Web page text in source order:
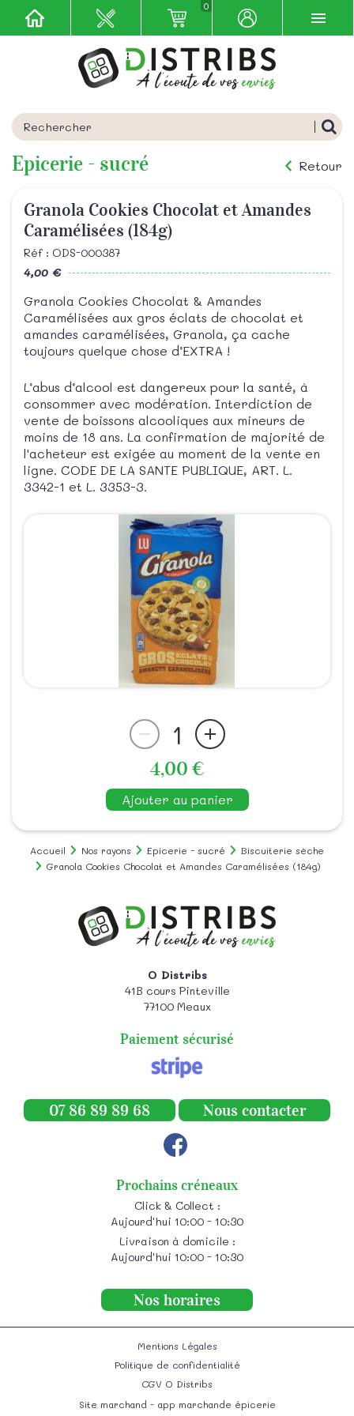
0
Epicerie - sucré Retour
Granola Cookies Chocolat et Amandes
Caramélisées (184g)
Réf : ODS-000387
4,00 €
Granola Cookies Chocolat & Amandes
Caramélisées aux gros éclats de chocolat et
amandes caramélisées, Granola, ça cache
toujours quelque chose d’EXTRA !
L’abus d’alcool est dangereux pour la santé, à
consommer avec modération. Interdiction de
vente de boissons alcooliques aux mineurs de
moins de 18 ans. La confirmation de majorité de
l'acheteur est exigée au moment de la vente en
ligne. CODE DE LA SANTE PUBLIQUE, ART. L.
3342-1 et L. 3353-3.
1
4,00 €
Ajouter au panier
Accueil Nos rayons Epicerie - sucré
Biscuiterie sèche
Granola Cookies Chocolat et Amandes Caramélisées (184g)
O Distribs
41B cours Pinteville
77100 Meaux
Paiement sécurisé
07 86 89 89 68 Nous contacter
Prochains créneaux
Click & Collect :
Aujourd'hui 10:00 - 10:30
Livraison à domicile :
Aujourd'hui 10:00 - 10:30
Nos horaires
Mentions Légales
Politique de confidentialité
CGV O Distribs
Site marchand - app marchande épicerie